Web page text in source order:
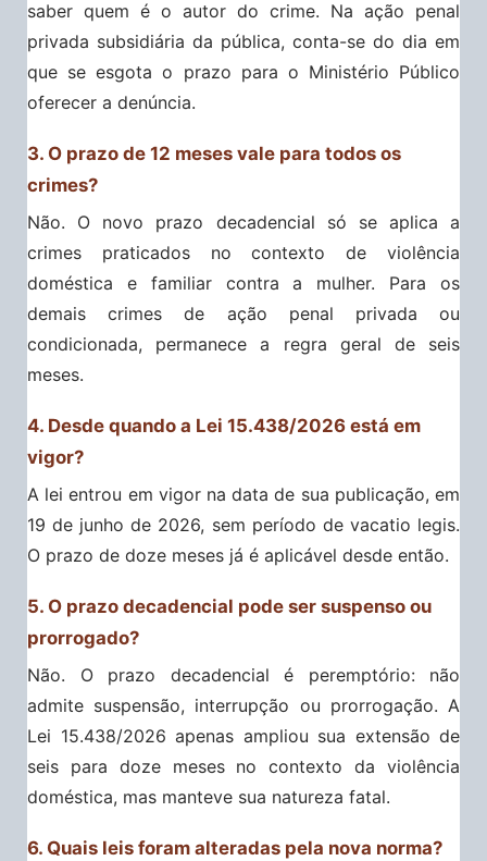
saber quem é o autor do crime. Na ação penal
privada subsidiária da pública, conta-se do dia em
que se esgota o prazo para o Ministério Público
oferecer a denúncia.
3. O prazo de 12 meses vale para todos os
crimes?
Não. O novo prazo decadencial só se aplica a
crimes praticados no contexto de violência
doméstica e familiar contra a mulher. Para os
demais crimes de ação penal privada ou
condicionada, permanece a regra geral de seis
meses.
4. Desde quando a Lei 15.438/2026 está em
vigor?
A lei entrou em vigor na data de sua publicação, em
19 de junho de 2026, sem período de vacatio legis.
O prazo de doze meses já é aplicável desde então.
5. O prazo decadencial pode ser suspenso ou
prorrogado?
Não. O prazo decadencial é peremptório: não
admite suspensão, interrupção ou prorrogação. A
Lei 15.438/2026 apenas ampliou sua extensão de
seis para doze meses no contexto da violência
doméstica, mas manteve sua natureza fatal.
6. Quais leis foram alteradas pela nova norma?